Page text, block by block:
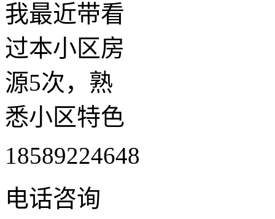
我最近带看
过本小区房
源5次，熟
悉小区特色
18589224648
电话咨询